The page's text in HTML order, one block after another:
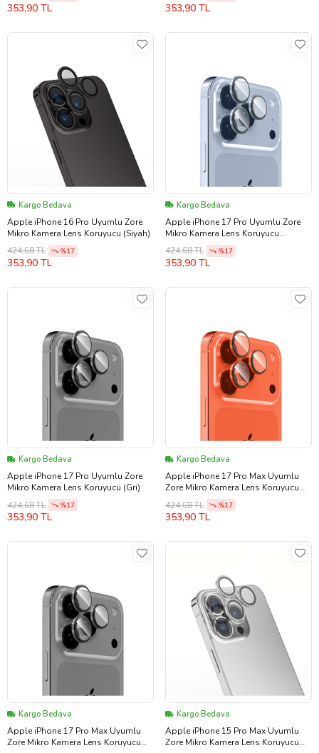
353,90 TL 353,90 TL
Kargo Bedava
Apple iPhone 16 Pro Uyumlu Zore
Mikro Kamera Lens Koruyucu (Siyah)
424,68 TL
%17
353,90 TL
Kargo Bedava
Apple iPhone 17 Pro Uyumlu Zore
Mikro Kamera Lens Koruyucu
(Lacivert)
424,68 TL %17
353,90 TL
Kargo Bedava
Apple iPhone 17 Pro Uyumlu Zore
Mikro Kamera Lens Koruyucu (Gri)
424,68 TL
%17
353,90 TL
Kargo Bedava
Apple iPhone 17 Pro Max Uyumlu
Zore Mikro Kamera Lens Koruyucu
(Turuncu)
424,68 TL %17
353,90 TL
Kargo Bedava
Apple iPhone 17 Pro Max Uyumlu
Zore Mikro Kamera Lens Koruyucu
Kargo Bedava
Apple iPhone 15 Pro Max Uyumlu
Zore Mikro Kamera Lens Koruyucu